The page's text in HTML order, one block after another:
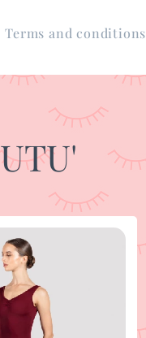
Terms and conditions